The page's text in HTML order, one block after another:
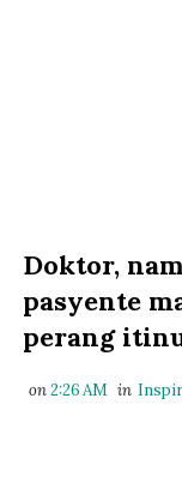
Doktor,
pasyente
perang
on2:26 AM in